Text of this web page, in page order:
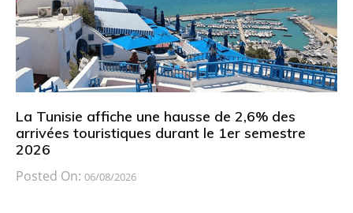
La Tunisie affiche une hausse de 2,6% des
arrivées touristiques durant le 1er semestre
2026
Posted On: 06/08/2026